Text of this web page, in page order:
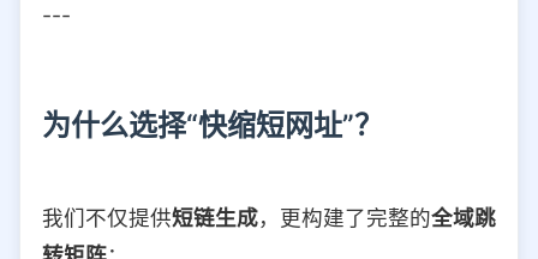
---
为什么选择“快缩短网址”？
我们不仅提供短链生成，更构建了完整的全域跳